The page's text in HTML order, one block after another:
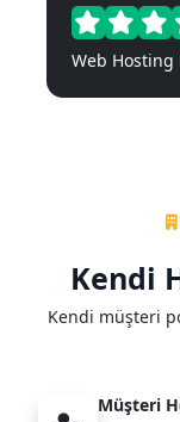
Web Hosting
Kendi
Kendi müşteri
Müşteri